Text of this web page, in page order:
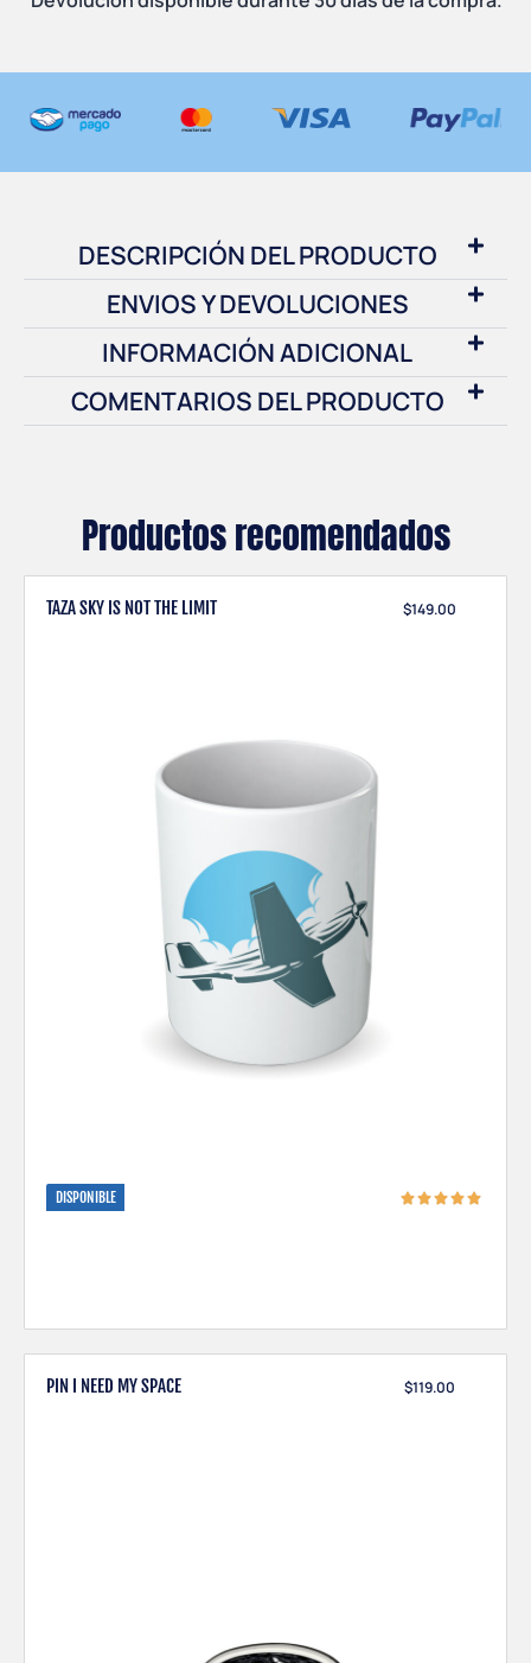
DESCRIPCIÓN DEL PRODUCTO
ENVIOS Y DEVOLUCIONES
INFORMACIÓN ADICIONAL
COMENTARIOS DEL PRODUCTO
Productos recomendados
TAZA SKY IS NOT THE LIMIT $149.00
DISPONIBLE
PIN I NEED MY SPACE $119.00